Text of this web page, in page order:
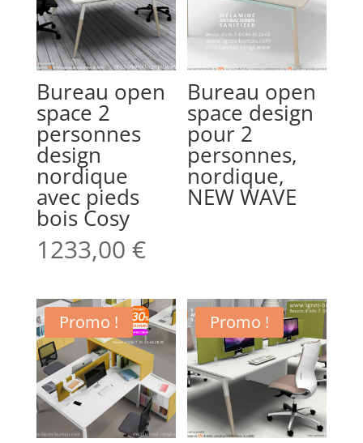
Bureau open
space 2
personnes
design
nordique
avec pieds
bois Cosy
1233,00 €
Bureau open
space design
pour 2
personnes,
nordique,
NEW WAVE
Promo ! Promo !